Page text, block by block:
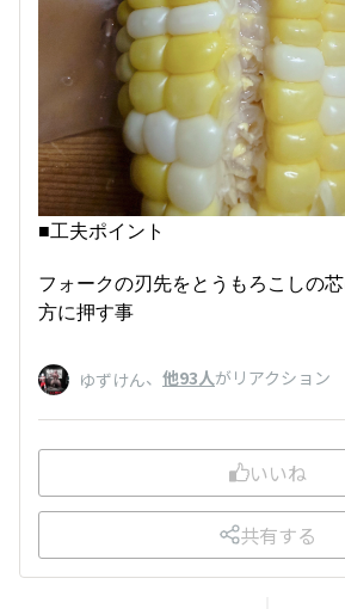
■工夫ポイント
フォークの刃先をとうもろこしの
方に押す事
ゆずけん、 他93人がリアクション
いいね
共有する